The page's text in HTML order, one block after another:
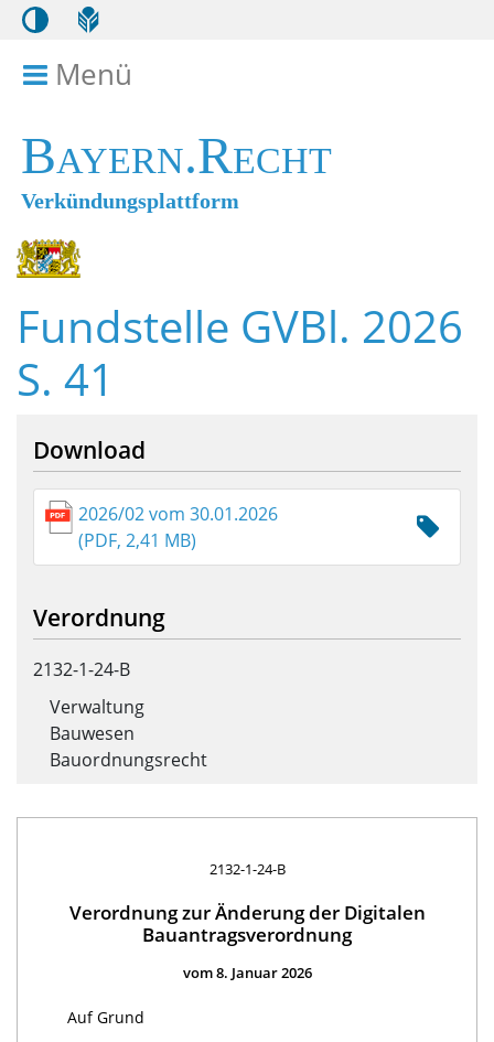
Menü
Bayern.Recht
Verkündungsplattform
Fundstelle GVBl. 2026
S. 41
Download
2026/02 vom 30.01.2026
(PDF, 2,41 MB)
Verordnung
2132-1-24-B
Verwaltung
Bauwesen
Bauordnungsrecht
2132-1-24-B
Verordnung zur Änderung der Digitalen
Bauantragsverordnung
vom 8. Januar 2026
Auf Grund